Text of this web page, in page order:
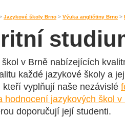
Jazykové školy Brno > Výuka angličtiny Brno >
v Brně nabízejících
každé jazykové školy a
vyplňují naše nezávislé
hodnocení jazykových škol v
doporučují její studenti.